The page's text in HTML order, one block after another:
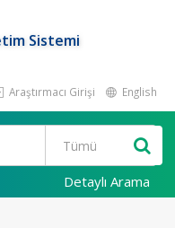
Sistemi
Araştırmacı Girişi English
Detaylı Arama